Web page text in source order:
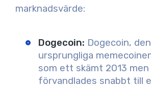
marknadsvärde:
Dogecoin: Dogecoin, den
ursprungliga
som ett skämt 2013 men
förvandlades snabbt till